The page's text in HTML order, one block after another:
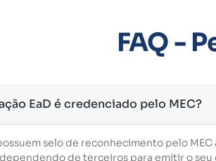
FAQ -
EaD é credenciado pelo MEC?
selo de reconhecimento pelo MEC
de terceiros para emitir o